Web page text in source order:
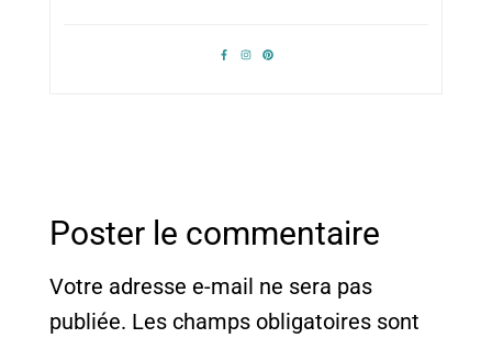
Poster le commentaire
Votre adresse e-mail ne sera pas
publiée. Les champs obligatoires sont